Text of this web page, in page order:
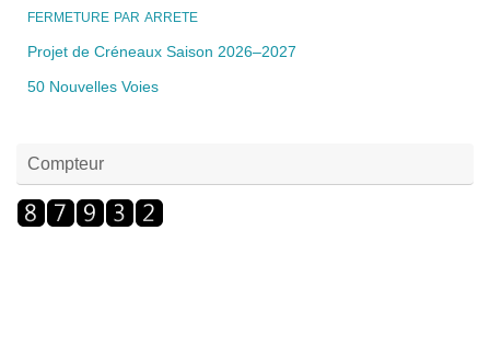
FERMETURE PAR ARRETE
Projet de Créneaux Saison 2026–2027
50 Nouvelles Voies
Compteur